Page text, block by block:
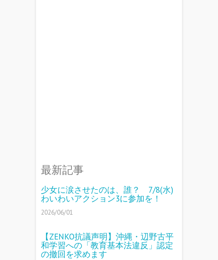
最新記事
少女に涙させたのは、誰？ 7/8(水)
わいわいアクション3に参加を！
2026/06/01
【ZENKO抗議声明】沖縄・辺野古平
和学習への「教育基本法違反」認定
の撤回を求めます